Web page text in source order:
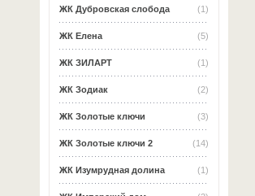
(1)
ЖК Дубровская слобода
(5)
ЖК Елена
(1)
ЖК ЗИЛАРТ
(2)
ЖК Зодиак
(3)
ЖК Золотые ключи
(14)
ЖК Золотые ключи 2
(1)
ЖК Изумрудная долина